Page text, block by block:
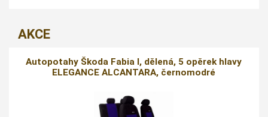
AKCE
Autopotahy Škoda Fabia I, dělená, 5 opěrek hlavy
ELEGANCE ALCANTARA, černomodré